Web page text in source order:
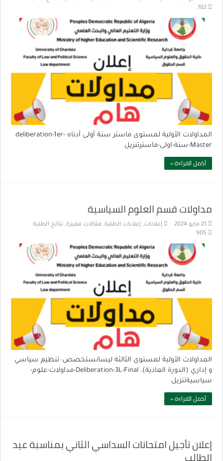
702
المداولات الأولية لمستوى ماستر سنة أولى أدناه deliberation-1er-
Master-سنة-اولى-ماسترتنزيل
أكمل القراءة »
مداولات قسم العلوم السياسية
21 مايو 2024 إعلانات, إعلانات الطلبة, مقالات مميزة, نتائج الطلبة
905
المداولات الأولية لمستوى الثالثة ليسانستخصص: تنظيم سياسي
و إداري (الدورة العادية). Deliberation-3L-Final-مداولات-علوم-
سياسيةتنزيل
أكمل القراءة »
إعلان تأجيل امتحانات السداسي الثاني بمناسبة عيد